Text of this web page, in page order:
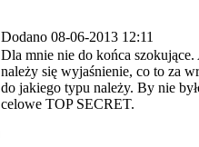
Dodano 08-06-2013 12:11
Dla mnie nie do końca
należy się wyjaśnienie, co to za
do jakiego typu należy. By nie
celowe TOP SECRET.